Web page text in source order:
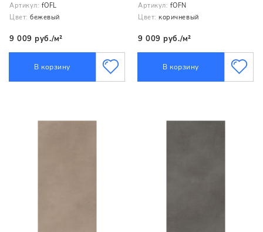
Артикул: fOFL
Цвет: бежевый
9 009 руб./м²
В корзину
Артикул: fOFN
Цвет: коричневый
9 009 руб./м²
В корзину